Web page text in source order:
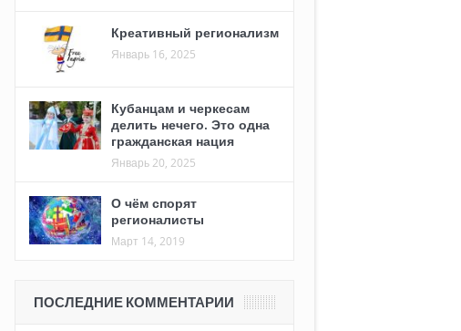
Креативный регионализм
Январь 16, 2025
Кубанцам и черкесам
делить нечего. Это одна
гражданская нация
Январь 20, 2025
О чём спорят
регионалисты
Март 14, 2019
ПОСЛЕДНИЕ КОММЕНТАРИИ